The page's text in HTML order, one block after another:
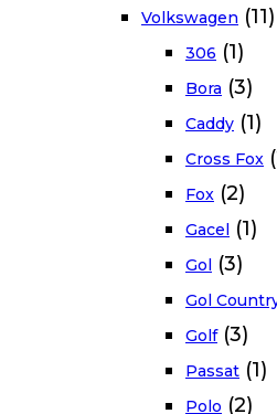
Volkswagen (11)
306 (1)
Bora (3)
Caddy (1)
Cross Fox
Fox (2)
Gacel (1)
Gol (3)
Gol
Golf (3)
Passat (1)
Polo (2)